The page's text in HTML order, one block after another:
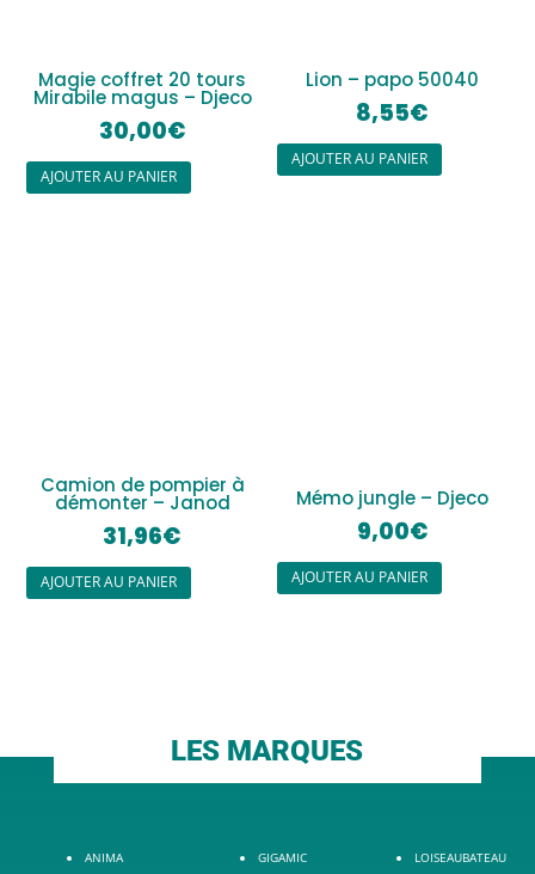
Magie coffret 20 tours
Mirabile magus – Djeco
30,00€
AJOUTER AU PANIER
Lion – papo 50040
8,55€
AJOUTER AU PANIER
Camion de pompier à
démonter – Janod
31,96€
AJOUTER AU PANIER
Mémo jungle – Djeco
9,00€
AJOUTER AU PANIER
LES MARQUES
ANIMA
GIGAMIC
LOISEAUBATEAU